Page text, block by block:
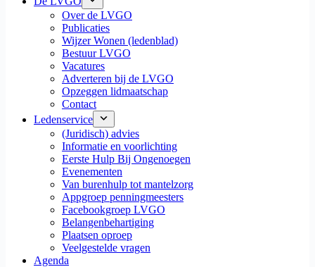
Over de LVGO
Publicaties
Wijzer Wonen (ledenblad)
Bestuur LVGO
Vacatures
Adverteren bij de LVGO
Opzeggen lidmaatschap
Contact
Ledenservice
(Juridisch) advies
Informatie en voorlichting
Eerste Hulp Bij Ongenoegen
Evenementen
Van burenhulp tot mantelzorg
Appgroep penningmeesters
Facebookgroep LVGO
Belangenbehartiging
Plaatsen oproep
Veelgestelde vragen
Agenda